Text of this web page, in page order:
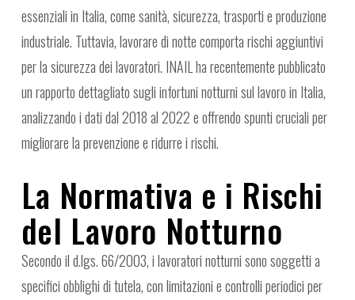
essenziali in Italia, come sanità, sicurezza, trasporti e produzione
industriale. Tuttavia, lavorare di notte comporta rischi aggiuntivi
per la sicurezza dei lavoratori. INAIL ha recentemente pubblicato
un rapporto dettagliato sugli infortuni notturni sul lavoro in Italia,
analizzando i dati dal 2018 al 2022 e offrendo spunti cruciali per
migliorare la prevenzione e ridurre i rischi.
La Normativa e i Rischi
del Lavoro Notturno
Secondo il d.lgs. 66/2003, i lavoratori notturni sono soggetti a
specifici obblighi di tutela, con limitazioni e controlli periodici per